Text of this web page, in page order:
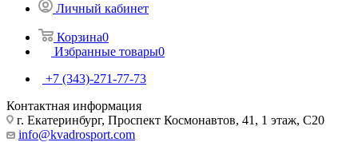
Личный кабинет
Корзина0
Избранные товары0
+7 (343)-271-77-73
Контактная информация
г. Екатеринбург, Проспект Космонавтов, 41, 1 этаж, С20
info@kvadrosport.com